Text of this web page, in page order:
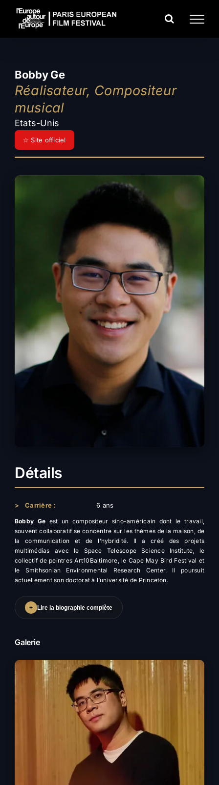
Passer
Bobby Ge
Réalisateur, Compositeur
musical
Etats-Unis
☆ Site officiel
Détails
> Carrière : 6 ans
Bobby Ge est un compositeur sino-américain dont le travail,
souvent collaboratif se concentre sur les thèmes de la maison, de
la communication et de l’hybridité. Il a créé des projets
multimédias avec le Space Telescope Science Institute, le
collectif de peintres Art10Baltimore, le Cape May Bird Festival et
le Smithsonian Environmental Research Center. Il poursuit
actuellement son doctorat à l’université de Princeton.
+ Lire la biographie complète
Galerie